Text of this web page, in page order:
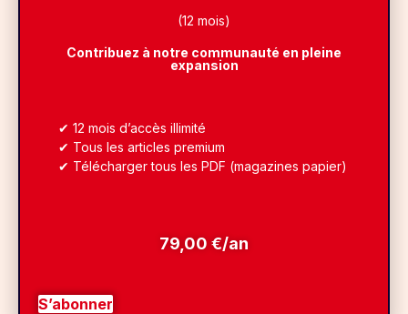
(12 mois)
Contribuez à notre communauté en pleine
expansion
✔ 12 mois d’accès illimité
✔ Tous les articles premium
✔ Télécharger tous les PDF (magazines papier)
79,00 €/an
S’abonner